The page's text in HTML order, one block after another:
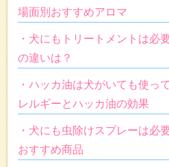
場面別おすすめアロマ
・犬にもトリートメントは必
の違いは？
・ハッカ油は犬がいても使っ
レルギーとハッカ油の効果
・犬にも虫除けスプレーは必
おすすめ商品